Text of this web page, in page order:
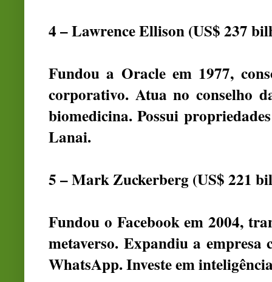
4 – Lawrence Ellison (US$ 237
Fundou a Oracle em 1977,
corporativo. Atua no conselho
biomedicina. Possui
Lanai.
5 – Mark Zuckerberg (US$ 221
Fundou o Facebook em 2004,
metaverso. Expandiu a empresa
WhatsApp. Investe em